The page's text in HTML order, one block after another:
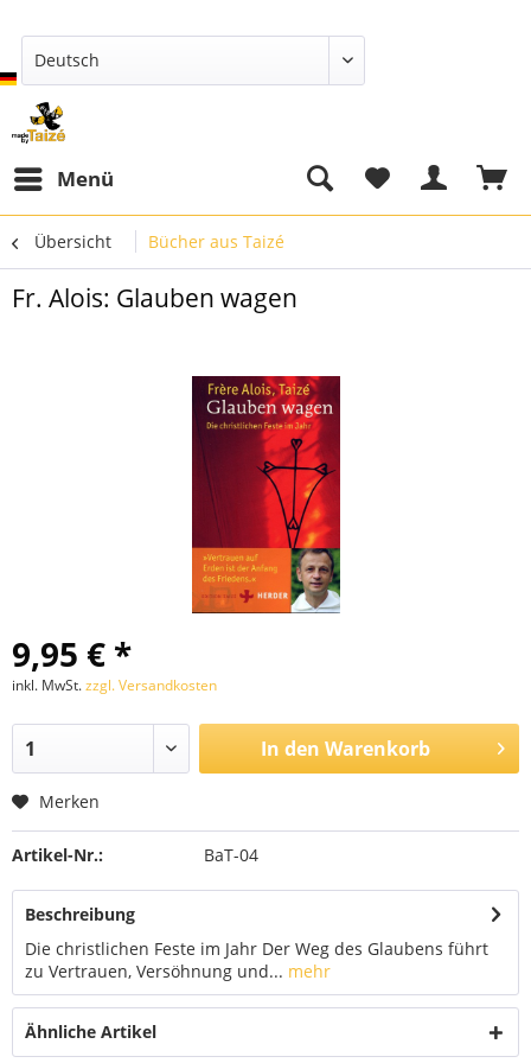
Deutsch
Menü
Übersicht Bücher aus Taizé
Fr. Alois: Glauben wagen
9,95 € *
inkl. MwSt.zzgl. Versandkosten
In den Warenkorb
Merken
Artikel-Nr.: BaT-04
Beschreibung
Die christlichen Feste im Jahr Der Weg des Glaubens führt
zu Vertrauen, Versöhnung und... mehr
Ähnliche Artikel